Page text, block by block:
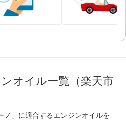
オイル一覧（楽天市
ノ」に適合するエンジンオイルを